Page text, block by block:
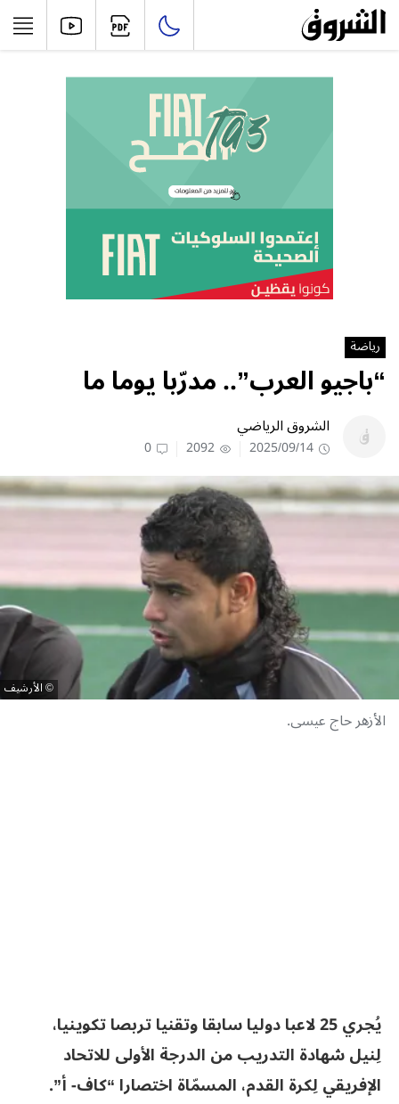
رياضة
“باجيو العرب”.. مدرّبا يوما ما
الشروق الرياضي
2025/09/14
2092
0
الأرشيف
الأزهر حاج عيسى.
يُجري 25 لاعبا دوليا سابقا وتقنيا تربصا تكوينيا،
لِنيل شهادة التدريب من الدرجة الأولى للاتحاد
الإفريقي لِكرة القدم، المسمّاة اختصارا “كاف- أ”.